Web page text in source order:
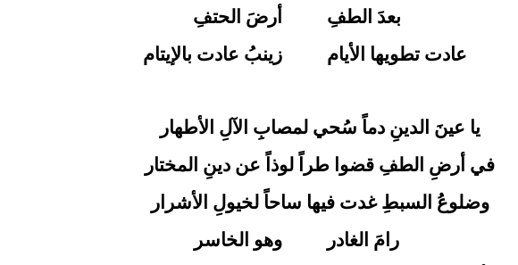
بعدَ الطفِ
عادت تطويها الأيام
أرضَ الحتفِ
زينبُ عادت بالإيتام
يا عينَ الدينِ دماً سُحي لمصابِ الآلِ الأطهار
في أرضِ الطفِ قضوا طراً لوذاً عن دينِ المختار
وضلوعُ السبطِ غدت فيها ساحاً لخيولِ الأشرار
رامَ الغادر
وهو الخاسر